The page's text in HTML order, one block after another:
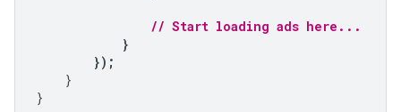
// Start loading ads here...
}
});
}
}